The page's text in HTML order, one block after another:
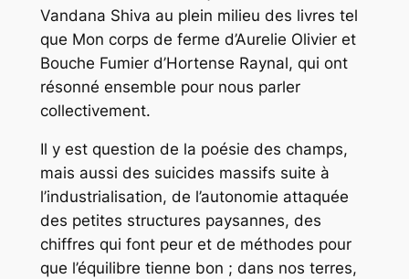
Vandana Shiva au plein milieu des livres tel
que Mon corps de ferme d’Aurelie Olivier et
Bouche Fumier d’Hortense Raynal, qui ont
résonné ensemble pour nous parler
collectivement.
Il y est question de la poésie des champs,
mais aussi des suicides massifs suite à
l’industrialisation, de l’autonomie attaquée
des petites structures paysannes, des
chiffres qui font peur et de méthodes pour
que l’équilibre tienne bon ; dans nos terres,